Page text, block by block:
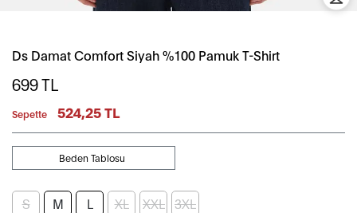
Ds Damat Comfort Siyah %100 Pamuk T-Shirt
699TL
Sepette 524,25 TL
Beden Tablosu
S M L XL XXL 3XL